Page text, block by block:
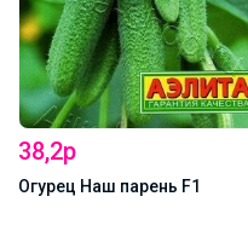
38,2р
Огурец Наш парень F1